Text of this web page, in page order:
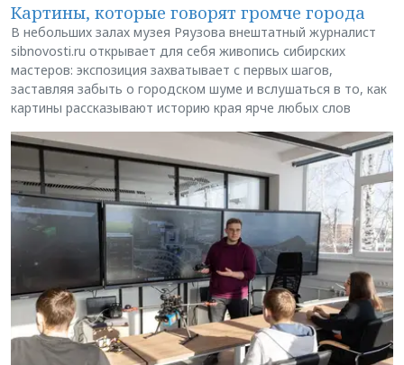
Картины, которые говорят громче города
В небольших залах музея Ряузова внештатный журналист
sibnovosti.ru открывает для себя живопись сибирских
мастеров: экспозиция захватывает с первых шагов,
заставляя забыть о городском шуме и вслушаться в то, как
картины рассказывают историю края ярче любых слов